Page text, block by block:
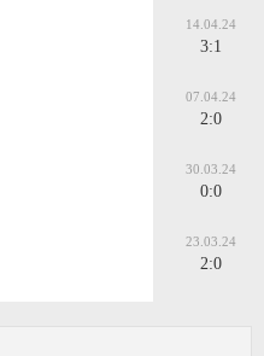
14.04.24
3:1
07.04.24
2:0
30.03.24
0:0
23.03.24
2:0